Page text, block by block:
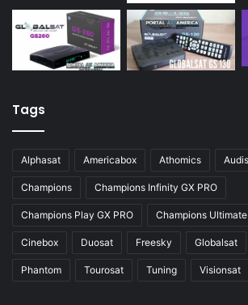
Tags
Alphasat Americabox Athomics
Champions Champions Infinity GX PRO
Champions Play GX PRO Champions Ultimate
Cinebox Duosat Freesky Globalsat
Phantom Tourosat Tuning Visionsat